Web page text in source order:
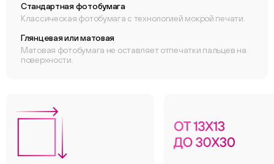
Стандартная фотобумага
Классическая фотобумага с технологией мокрой печати.
Глянцевая или матовая
Матовая фотобумага не оставляет отпечатки пальцев на
поверхности.